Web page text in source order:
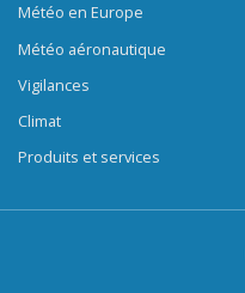
Météo en Europe
Météo aéronautique
Vigilances
Climat
Produits et services